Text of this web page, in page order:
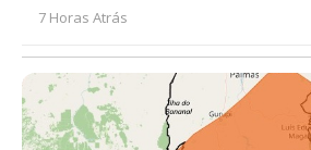
7 Horas Atrás